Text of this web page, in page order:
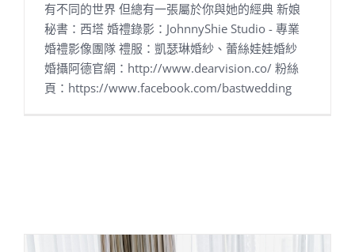
有不同的世界 但總有一張屬於你與她的經典 新娘
秘書：西塔 婚禮錄影：JohnnyShie Studio - 專業
婚禮影像團隊 禮服：凱瑟琳婚紗、蕾絲娃娃婚紗
婚攝阿德官網：http://www.dearvision.co/ 粉絲
頁：https://www.facebook.com/bastwedding